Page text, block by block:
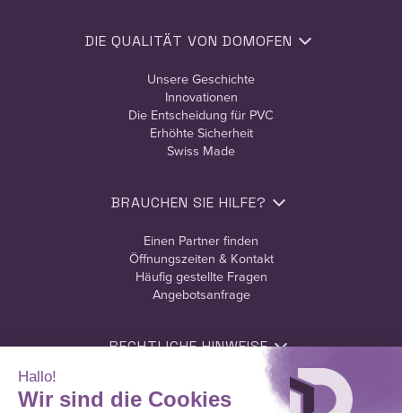
DIE QUALITÄT VON DOMOFEN
Unsere Geschichte
Innovationen
Die Entscheidung für PVC
Erhöhte Sicherheit
Swiss Made
BRAUCHEN SIE HILFE?
Einen Partner finden
Öffnungszeiten & Kontakt
Häufig gestellte Fragen
Angebotsanfrage
RECHTLICHE HINWEISE
Datenschutzerklärung